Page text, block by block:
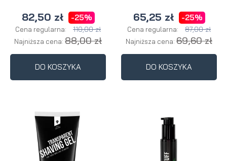
82,50 zł -25%
Cena regularna: 110,00 zł
Najniższa cena: 88,00 zł
DO KOSZYKA
65,25 zł -25%
Cena regularna: 87,00 zł
Najniższa cena: 69,60 zł
DO KOSZYKA